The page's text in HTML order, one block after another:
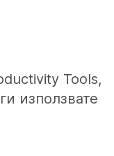
Tools,
използвате